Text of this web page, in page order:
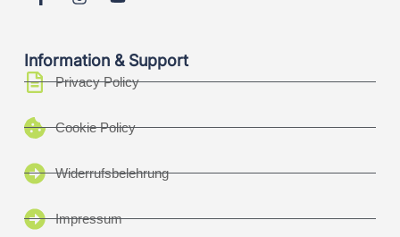
Information & Support
Privacy Policy
Cookie Policy
Widerrufsbelehrung
Impressum